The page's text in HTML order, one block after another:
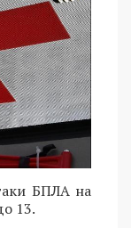
БПЛА на
13.